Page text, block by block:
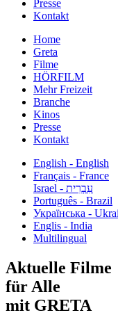
Presse
Kontakt
Home
Greta
Filme
HÖRFILM
Mehr Freizeit
Branche
Kinos
Presse
Kontakt
English - English
Français - France
עִבְרִית - Israel
Português - Brazil
Українська -
Englis - India
Multilingual
Aktuelle Filme
für Alle
mit GRETA